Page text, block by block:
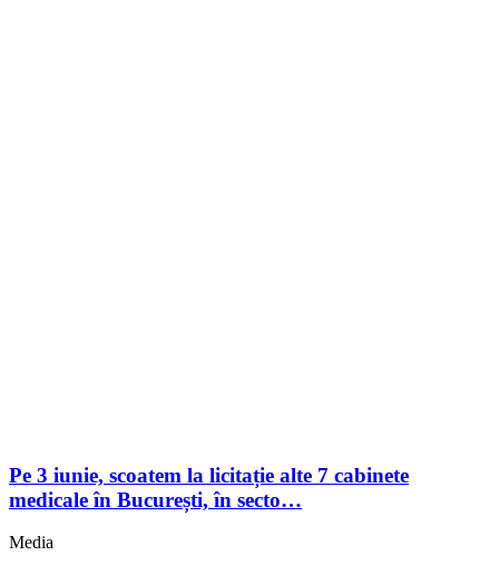
Pe 3 iunie, scoatem la licitație alte 7 cabinete
medicale în București, în secto…
Media